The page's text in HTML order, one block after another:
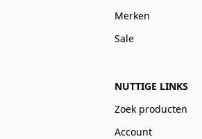
Merken
Sale
NUTTIGE LINKS
Zoek producten
Account